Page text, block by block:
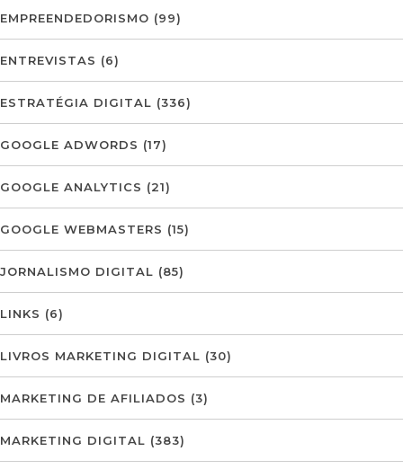
EMPREENDEDORISMO (99)
ENTREVISTAS (6)
ESTRATÉGIA DIGITAL (336)
GOOGLE ADWORDS (17)
GOOGLE ANALYTICS (21)
GOOGLE WEBMASTERS (15)
JORNALISMO DIGITAL (85)
LINKS (6)
LIVROS MARKETING DIGITAL (30)
MARKETING DE AFILIADOS (3)
MARKETING DIGITAL (383)